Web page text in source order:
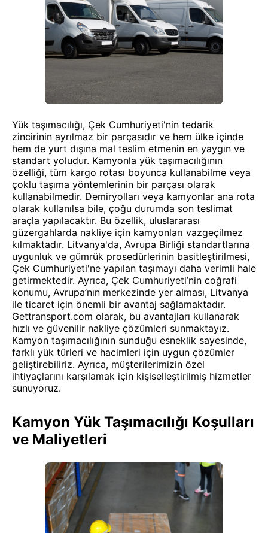
Yük taşımacılığı, Çek Cumhuriyeti'nin tedarik
zincirinin ayrılmaz bir parçasıdır ve hem ülke içinde
hem de yurt dışına mal teslim etmenin en yaygın ve
standart yoludur. Kamyonla yük taşımacılığının
özelliği, tüm kargo rotası boyunca kullanabilme veya
çoklu taşıma yöntemlerinin bir parçası olarak
kullanabilmedir. Demiryolları veya kamyonlar ana rota
olarak kullanılsa bile, çoğu durumda son teslimat
araçla yapılacaktır. Bu özellik, uluslararası
güzergahlarda nakliye için kamyonları vazgeçilmez
kılmaktadır. Litvanya'da, Avrupa Birliği standartlarına
uygunluk ve gümrük prosedürlerinin basitleştirilmesi,
Çek Cumhuriyeti'ne yapılan taşımayı daha verimli hale
getirmektedir. Ayrıca, Çek Cumhuriyeti’nin coğrafi
konumu, Avrupa’nın merkezinde yer alması, Litvanya
ile ticaret için önemli bir avantaj sağlamaktadır.
Gettransport.com olarak, bu avantajları kullanarak
hızlı ve güvenilir nakliye çözümleri sunmaktayız.
Kamyon taşımacılığının sunduğu esneklik sayesinde,
farklı yük türleri ve hacimleri için uygun çözümler
geliştirebiliriz. Ayrıca, müşterilerimizin özel
ihtiyaçlarını karşılamak için kişiselleştirilmiş hizmetler
sunuyoruz.
Kamyon Yük Taşımacılığı Koşulları
ve Maliyetleri